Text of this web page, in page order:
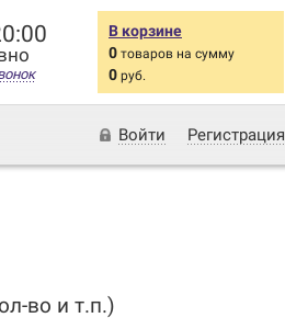
В корзине
0 товаров на сумму
0 руб.
Войти Регистрация
во и т.п.)